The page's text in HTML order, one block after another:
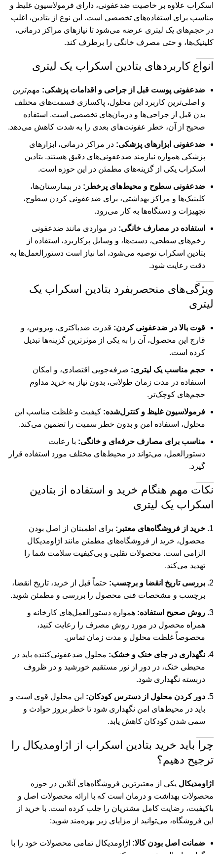
اسکراب علاوه بر خاصیت ضدعفونی، دارای فرمولاسیون غلیظ و
مناسب برای استفاده‌های تخصصی است. این نوع از بتادین، اغلب
در حجم‌های یک لیتری عرضه می‌شود تا نیازهای مراکز درمانی،
کلینیک‌ها، و حتی مصرف خانگی را برطرف کند.
انواع کاربردهای بتادین اسکراب یک لیتری
ضدعفونی پوست قبل از جراحی و اقدامات پزشکی: مهم‌ترین
و اصلی‌ترین کاربرد این محلول، پاکسازی قسمت‌های مختلف
بدن قبل از جراحی‌ها و درمان‌های تخصصی است. استفاده
صحیح از آن، خطر عفونت‌های بعدی را به شدت کاهش می‌دهد.
ضدعفونی ابزارهای پزشکی: در مراکز درمانی، ابزارهای
پزشکی همواره نیازمند ضدعفونی‌های دقیق هستند. بتادین
اسکراب یکی از گزینه‌های مطمئن در این حوزه است.
ضدعفونی سطوح و محیط‌های پرخطر: در بیمارستان‌ها،
کلینیک‌ها و مراکز بهداشتی، برای ضدعفونی کردن سطوح،
تجهیزات و دستگاه‌ها به کار می‌رود.
استفاده در مصارف خانگی: در مواردی مانند ضدعفونی
زخم‌های سطحی، دست‌ها، و وسایل پرکاربرد، استفاده از
بتادین اسکراب توصیه می‌شود، اما نیاز است دستورالعمل‌ها به
دقت رعایت شود.
ویژگی‌های منحصربفرد بتادین اسکراب یک
لیتری
قوت بالا در ضدعفونی کردن: قدرت ضدباکتری، ویروس، و
قارچ این محصول، آن را به یکی از موثرترین گزینه‌ها تبدیل
کرده است.
حجم مناسب یک لیتری: صرفه‌جویی اقتصادی، و امکان
استفاده در مدت زمان طولانی، بدون نیاز به خرید مداوم
حجم‌های کوچک‌تر.
فرمولاسیون غلیظ و کنترل‌شده: کیفیت و غلظت مناسب این
محلول، استفاده امن و بدون خطر سمیت را تضمین می‌کند.
مناسب برای مصارف حرفه‌ای و خانگی: با رعایت
دستورالعمل، می‌تواند در محیط‌های مختلف مورد استفاده قرار
گیرد.
نکات مهم هنگام خرید و استفاده از بتادین
اسکراب یک لیتری
خرید از فروشگاه‌های معتبر: برای اطمینان از اصل بودن
محصول، خرید از فروشگاه‌های مطمئن مانند اژاومدیکال
الزامی است. محصولات تقلبی و بی‌کیفیت سلامت شما را
تهدید می‌کند.
بررسی تاریخ انقضا و برچسب: حتماً قبل از خرید، تاریخ انقضا،
برچسب و مشخصات فنی محصول را بررسی و مطمئن شوید.
روش صحیح استفاده: همواره دستورالعمل‌های کارخانه و
همراه محصول در مورد روش مصرف را رعایت کنید،
مخصوصاً غلظت محلول و مدت زمان تماس.
نگهداری در جای خنک و خشک: محلول ضدعفونی‌کننده باید در
محیطی خنک، در دور از نور مستقیم خورشید و در ظروف
دربسته نگهداری شود.
دور کردن محلول از دسترس کودکان: این محلول قوی است و
باید در محیط‌های امن نگهداری شود تا خطر بروز حوادث و
سمی شدن کودکان کاهش یابد.
چرا باید خرید بتادین اسکراب از اژاومدیکال را
ترجیح دهیم؟
اژاومدیکال یکی از معتبرترین فروشگاه‌های آنلاین در حوزه
محصولات بهداشت و درمان است که با ارائه محصولات اصل و
باکیفیت، رضایت کامل مشتریان را جلب کرده است. با خرید از
این فروشگاه، می‌توانید از مزایای زیر بهره‌مند شوید:
ضمانت اصل بودن کالا: اژاومدیکال تمامی محصولات خود را با